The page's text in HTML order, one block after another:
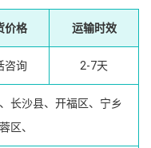
价格 运输时效
咨询 2-7天
长沙县、开福区、宁乡
区、